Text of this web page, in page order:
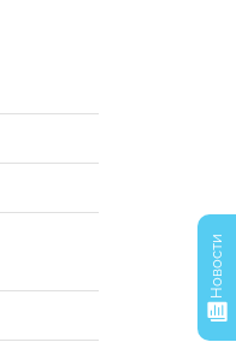
Новости